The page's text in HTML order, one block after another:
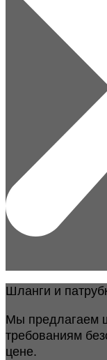
Шланги и
Мы предлагаем
требованиям
цене.